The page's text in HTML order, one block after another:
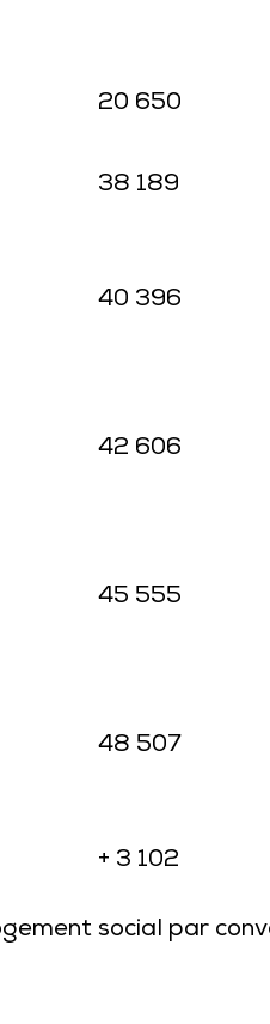
20 650
38 189
40 396
42 606
45 555
48 507
+ 3 102
social par